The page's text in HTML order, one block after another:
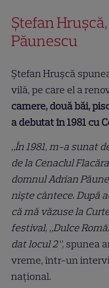
Ștefan
Păunescu
Ștefan Hrușcă
vilă, pe care el a
camere, două băi,
a debutat în 1981 cu
„În 1981, m-a sunat
de la Cenaclul
domnul Adrian
nişte cântece. După
că mă văzuse la
festival, „Dulce
dat locul 2”, spunea
vreme, într-un
național.